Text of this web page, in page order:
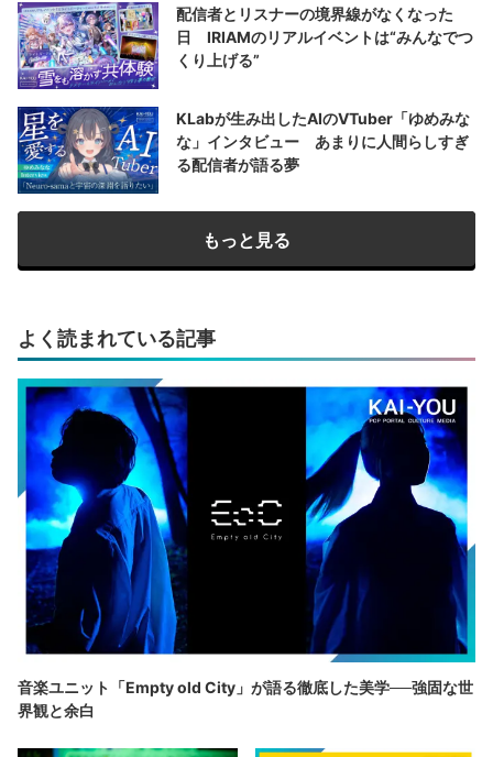
配信者とリスナーの境界線がなくなった
日 IRIAMのリアルイベントは“みんなでつ
くり上げる”
KLabが生み出したAIのVTuber「ゆめみな
な」インタビュー あまりに人間らしすぎ
る配信者が語る夢
もっと見る
よく読まれている記事
音楽ユニット「Empty old City」が語る徹底した美学──強固な世
界観と余白